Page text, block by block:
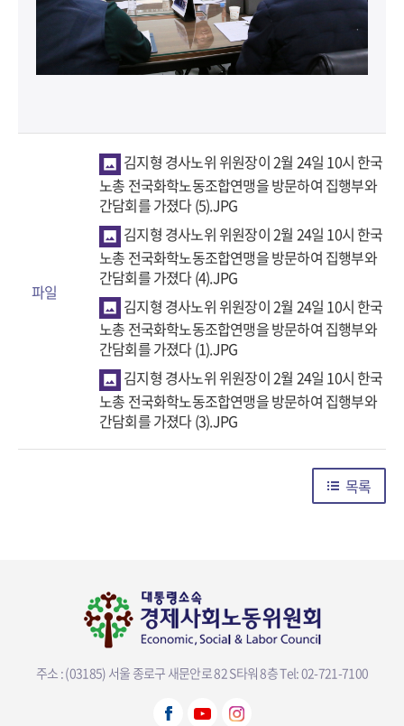
파일
김지형 경사노위 위원장이 2월 24일 10시 한국
노총 전국화학노동조합연맹을 방문하여 집행부와
간담회를 가졌다 (5).JPG
김지형 경사노위 위원장이 2월 24일 10시 한국
노총 전국화학노동조합연맹을 방문하여 집행부와
간담회를 가졌다 (4).JPG
김지형 경사노위 위원장이 2월 24일 10시 한국
노총 전국화학노동조합연맹을 방문하여 집행부와
간담회를 가졌다 (1).JPG
김지형 경사노위 위원장이 2월 24일 10시 한국
노총 전국화학노동조합연맹을 방문하여 집행부와
간담회를 가졌다 (3).JPG
목록
주소 : (03185) 서울 종로구 새문안로 82 S타워 8층Tel: 02-721-7100
뷰어다운로드 선택